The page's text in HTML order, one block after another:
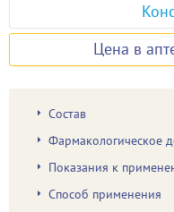
Цена в
Состав
Фармакологическое
Показания к
Способ применения